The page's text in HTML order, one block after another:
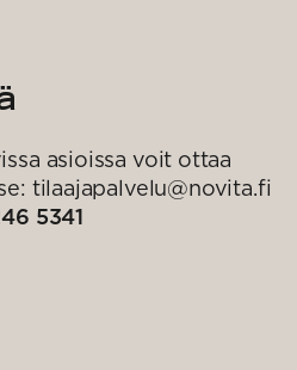
asioissa voit ottaa
tilaajapalvelu@novita.fi
5341